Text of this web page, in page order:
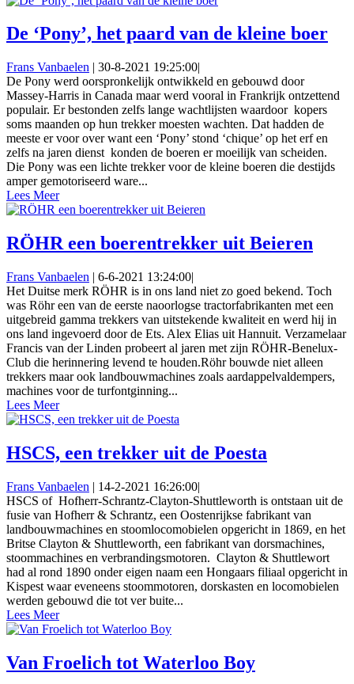
De ‘Pony’, het paard van de kleine boer
Frans Vanbaelen | 30-8-2021 19:25:00|
De Pony werd oorspronkelijk ontwikkeld en gebouwd door
Massey-Harris in Canada maar werd vooral in Frankrijk ontzettend
populair. Er bestonden zelfs lange wachtlijsten waardoor kopers
soms maanden op hun trekker moesten wachten. Dat hadden de
meeste er voor over want een ‘Pony’ stond ‘chique’ op het erf en
zelfs na jaren dienst konden de boeren er moeilijk van scheiden.
Die Pony was een lichte trekker voor de kleine boeren die destijds
amper gemotoriseerd ware...
Lees Meer
RÖHR een boerentrekker uit Beieren
Frans Vanbaelen | 6-6-2021 13:24:00|
Het Duitse merk RÖHR is in ons land niet zo goed bekend. Toch
was Röhr een van de eerste naoorlogse tractorfabrikanten met een
uitgebreid gamma trekkers van uitstekende kwaliteit en werd hij in
ons land ingevoerd door de Ets. Alex Elias uit Hannuit. Verzamelaar
Francis van der Linden probeert al jaren met zijn RÖHR-Benelux-
Club die herinnering levend te houden.Röhr bouwde niet alleen
trekkers maar ook landbouwmachines zoals aardappelvaldempers,
machines voor de turfontginning...
Lees Meer
HSCS, een trekker uit de Poesta
Frans Vanbaelen | 14-2-2021 16:26:00|
HSCS of Hofherr-Schrantz-Clayton-Shuttleworth is ontstaan uit de
fusie van Hofherr & Schrantz, een Oostenrijkse fabrikant van
landbouwmachines en stoomlocomobielen opgericht in 1869, en het
Britse Clayton & Shuttleworth, een fabrikant van dorsmachines,
stoommachines en verbrandingsmotoren. Clayton & Shuttlewort
had al rond 1890 onder eigen naam een Hongaars filiaal opgericht in
Kispest waar eveneens stoommotoren, dorskasten en locomobielen
werden gebouwd die tot ver buite...
Lees Meer
Van Froelich tot Waterloo Boy